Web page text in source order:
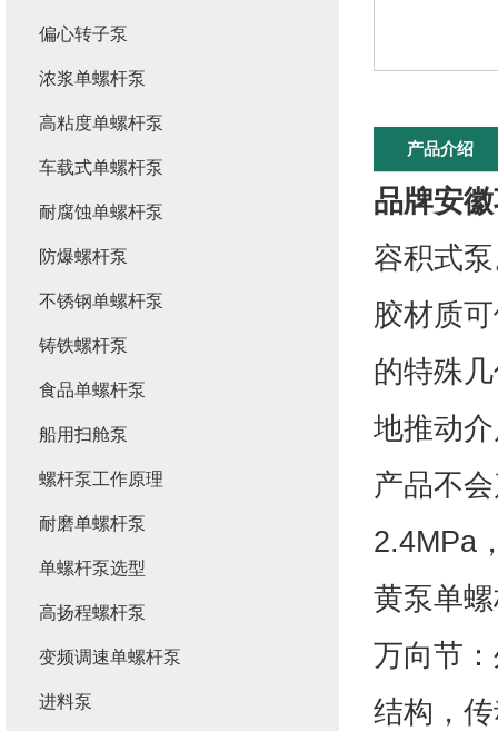
产品介绍
品牌安
容积式
胶材质
的特殊
地推动
产品不
2.4MPa
黄泵单
万向节
结构，
偏心转子泵
浓浆单螺杆泵
高粘度单螺杆泵
车载式单螺杆泵
耐腐蚀单螺杆泵
防爆螺杆泵
不锈钢单螺杆泵
铸铁螺杆泵
食品单螺杆泵
船用扫舱泵
螺杆泵工作原理
耐磨单螺杆泵
单螺杆泵选型
高扬程螺杆泵
变频调速单螺杆泵
进料泵